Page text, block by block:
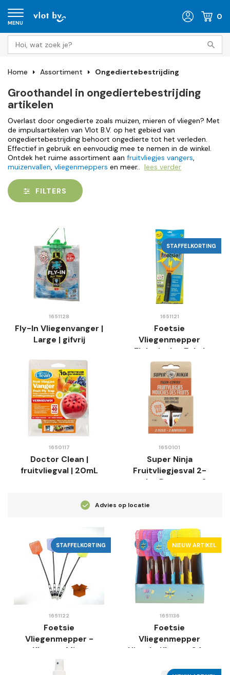
MENU
0
Home Assortiment Ongediertebestrijding
Groothandel in ongediertebestrijding
artikelen
Overlast door ongedierte zoals muizen, mieren of vliegen? Met
de impulsartikelen van Vlot B.V. op het gebied van
ongediertebestrijding behoort ongedierte tot het verleden.
Effectief in gebruik en eenvoudig mee te nemen in de winkel.
Ontdek het ruime assortiment aan fruitvliegjes vangers,
muizenvallen, vliegenmeppers en meer.. lees verder
FILTERS
1651128
Fly-In Vliegenvanger |
Large | gifvrij
STAFFELKORTING
1651121
Foetsie
Vliegenmepper
Elektrisch - Enkel
Rooster - Werkt op
Batterijen
1650117
Doctor Clean |
fruitvliegval | 20mL
1650101
Super Ninja
Fruitvliegjesval 2-
pack - Duurzaam &
STAFFELKORTING
1651122
Foetsie
Vliegenmepper -
Kleuren Mix -
Doeltreffend &
Eenvoudig
NIEUW ARTIKEL
1651136
Foetsie
Vliegenmepper
Uitschuifbaar - 24st
Telescopische Steel
Advies op locatie